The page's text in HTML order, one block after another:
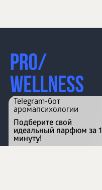
Перейти на сайт
Telegram-бот
аромапсихологии
Подберите свой
идеальный парфюм за 1
минуту!